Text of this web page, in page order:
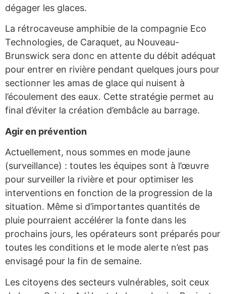
dégager les glaces.
La rétrocaveuse amphibie de la compagnie Eco
Technologies, de Caraquet, au Nouveau-
Brunswick sera donc en attente du débit adéquat
pour entrer en rivière pendant quelques jours pour
sectionner les amas de glace qui nuisent à
l’écoulement des eaux. Cette stratégie permet au
final d’éviter la création d’embâcle au barrage.
Agir en prévention
Actuellement, nous sommes en mode jaune
(surveillance) : toutes les équipes sont à l’œuvre
pour surveiller la rivière et pour optimiser les
interventions en fonction de la progression de la
situation. Même si d’importantes quantités de
pluie pourraient accélérer la fonte dans les
prochains jours, les opérateurs sont préparés pour
toutes les conditions et le mode alerte n’est pas
envisagé pour la fin de semaine.
Les citoyens des secteurs vulnérables, soit ceux